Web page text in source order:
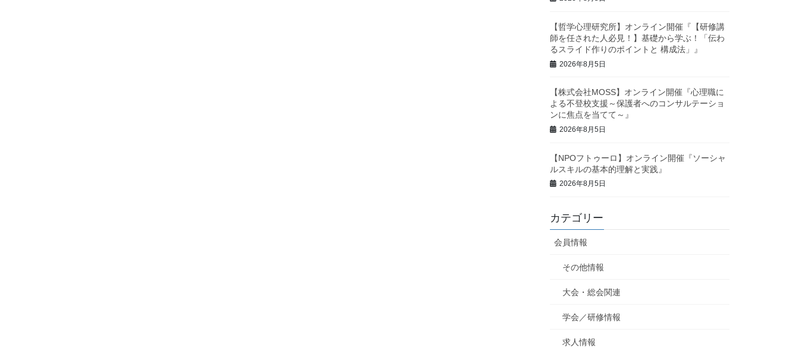
【哲学心理研究所】オンライン開催『【研修講
師を任された人必見！】基礎から学ぶ！「伝わ
るスライド作りのポイントと 構成法」』
2026年8月5日
【株式会社MOSS】オンライン開催『心理職に
よる不登校支援～保護者へのコンサルテーショ
ンに焦点を当てて～』
2026年8月5日
【NPOフトゥーロ】オンライン開催『ソーシャ
ルスキルの基本的理解と実践』
2026年8月5日
カテゴリー
会員情報
その他情報
大会・総会関連
学会／研修情報
求人情報